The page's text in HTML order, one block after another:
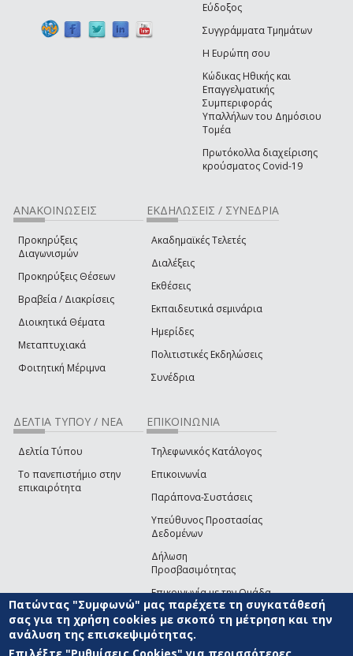
Εύδοξος
Συγγράμματα Τμημάτων
Η Ευρώπη σου
Κώδικας Ηθικής και
Επαγγελματικής
Συμπεριφοράς
Υπαλλήλων του Δημόσιου
Τομέα
Πρωτόκολλα διαχείρισης
κρούσματος Covid-19
ΑΝΑΚΟΙΝΩΣΕΙΣ
Προκηρύξεις
Διαγωνισμών
Προκηρύξεις Θέσεων
Βραβεία / Διακρίσεις
Διοικητικά Θέματα
Μεταπτυχιακά
Φοιτητική Μέριμνα
ΕΚΔΗΛΩΣΕΙΣ / ΣΥΝΕΔΡΙΑ
Ακαδημαϊκές Τελετές
Διαλέξεις
Εκθέσεις
Εκπαιδευτικά σεμινάρια
Ημερίδες
Πολιτιστικές Εκδηλώσεις
Συνέδρια
ΔΕΛΤΙΑ ΤΥΠΟΥ / ΝΕΑ
Δελτία Τύπου
Το πανεπιστήμιο στην
επικαιρότητα
ΕΠΙΚΟΙΝΩΝΙΑ
Τηλεφωνικός Κατάλογος
Επικοινωνία
Παράπονα-Συστάσεις
Υπεύθυνος Προστασίας
Δεδομένων
Δήλωση
Προσβασιμότητας
Επικοινωνία με την Ομάδα
Ανάπτυξης του site(link sends e-mail)
© ΠΑΝΕΠΙΣΤΗΜΙΟ ΑΙΓΑΙΟΥ ΟΡΟΙ ΧΡΗΣΗΣ
ΑΝΑΠΤΥΞΗΣ
Πατώντας "Συμφωνώ" μας παρέχετε τη συγκατάθεσή
σας για τη χρήση cookies με σκοπό τη μέτρηση και την
ανάλυση της επισκεψιμότητας.